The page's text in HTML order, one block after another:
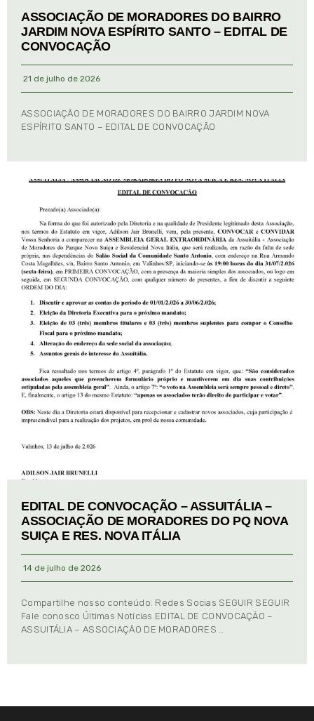
ASSOCIAÇÃO DE MORADORES DO BAIRRO
JARDIM NOVA ESPÍRITO SANTO – EDITAL DE
CONVOCAÇÃO
21 de julho de 2026
ASSOCIAÇÃO DE MORADORES DO BAIRRO JARDIM NOVA
ESPÍRITO SANTO – EDITAL DE CONVOCAÇÃO
EDITAL DE CONVOCAÇÃO – ASSUITÁLIA –
ASSOCIAÇÃO DE MORADORES DO PQ NOVA
SUIÇA E RES. NOVA ITÁLIA
14 de julho de 2026
Compartilhe nosso conteúdo: Redes Socias SEGUIR SEGUIR
Fale conosco Últimas Notícias EDITAL DE CONVOCAÇÃO –
ASSUITÁLIA – ASSOCIAÇÃO DE MORADORES …